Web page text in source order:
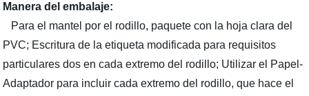
Manera del embalaje:
Para el mantel por el rodillo, paquete con la hoja clara del
PVC; Escritura de la etiqueta modificada para requisitos
particulares dos en cada extremo del rodillo; Utilizar el Papel-
Adaptador para incluir cada extremo del rodillo, que hace el